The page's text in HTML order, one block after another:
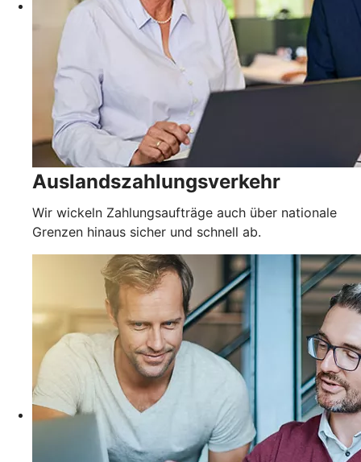
Auslandszahlungsverkehr
Wir wickeln Zahlungsaufträge auch über nationale
Grenzen hinaus sicher und schnell ab.